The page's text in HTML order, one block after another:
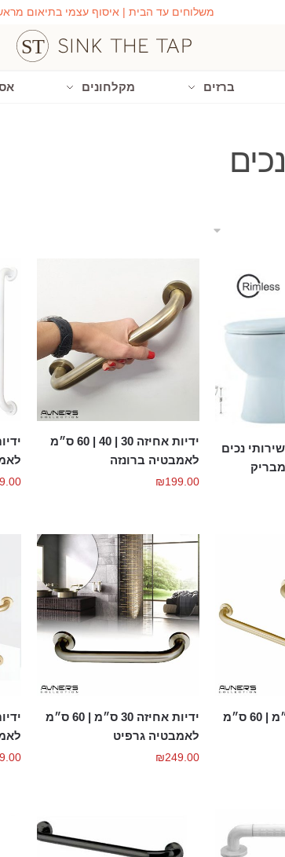
משלוחים עד הבית | איסוף עצמי בתיאום
ברזים מקלחונים
נכים
ידיות אחיזה 30 | 40 | 60 ס״מ
לאמבטיה ברונזה
₪199.00
ידיות אחיזה 30 ס״מ | 60 ס״מ
ידיות אחיזה 30 ס״מ | 60 ס״מ
לאמבטיה גרפיט
₪249.00